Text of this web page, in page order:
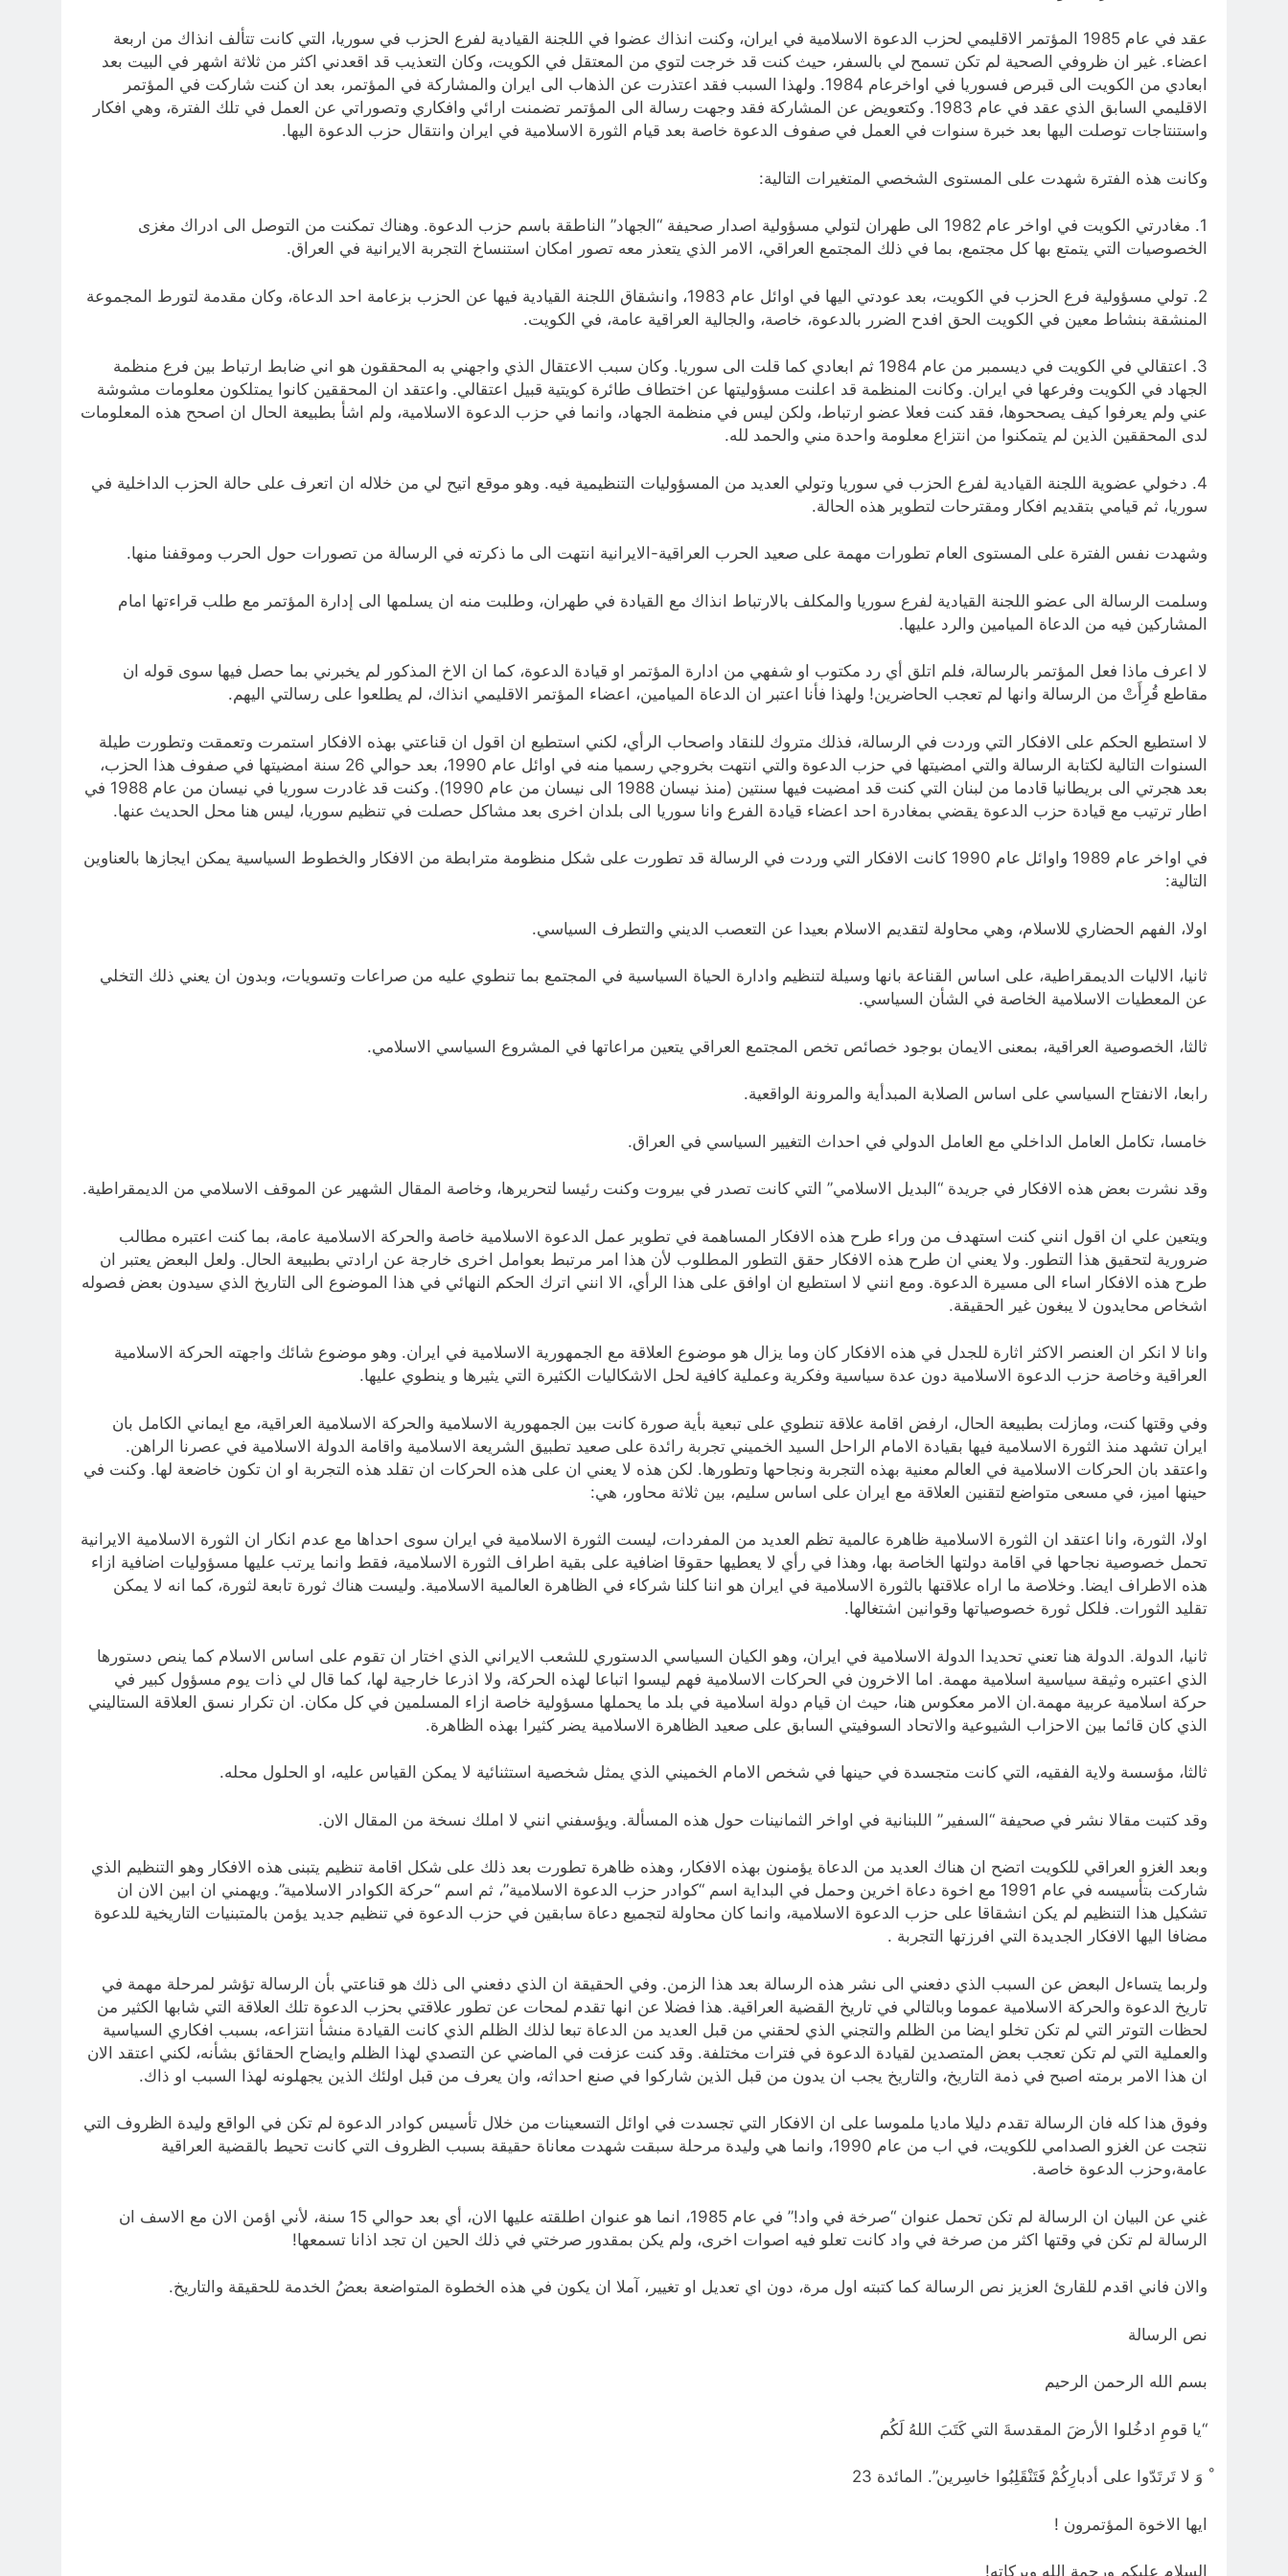
عقد في عام 1985 المؤتمر الاقليمي لحزب الدعوة الاسلامية في ايران، وكنت انذاك عضوا في اللجنة القيادية لفرع الحزب في سوريا، التي كانت تتألف انذاك من اربعة
اعضاء. غير ان ظروفي الصحية لم تكن تسمح لي بالسفر، حيث كنت قد خرجت لتوي من المعتقل في الكويت، وكان التعذيب قد اقعدني اكثر من ثلاثة اشهر في البيت بعد
ابعادي من الكويت الى قبرص فسوريا في اواخرعام 1984. ولهذا السبب فقد اعتذرت
عن الذهاب الى ايران والمشاركة في المؤتمر، بعد ان كنت شاركت في المؤتمر
الاقليمي السابق الذي عقد في عام 1983. وكتعويض عن المشاركة فقد وجهت رسالة الى المؤتمر تضمنت ارائي وافكاري وتصوراتي عن العمل في تلك الفترة، وهي افكار
واستنتاجات توصلت اليها بعد خبرة سنوات في العمل في صفوف الدعوة خاصة بعد قيام الثورة الاسلامية في ايران وانتقال حزب الدعوة اليها.
وكانت هذه الفترة شهدت على المستوى الشخصي المتغيرات التالية:
1. مغادرتي الكويت في اواخر عام 1982 الى طهران لتولي مسؤولية اصدار صحيفة “الجهاد” الناطقة باسم حزب الدعوة. وهناك تمكنت من التوصل الى ادراك مغزى
الخصوصيات التي يتمتع بها كل مجتمع، بما في ذلك المجتمع العراقي، الامر الذي يتعذر معه تصور امكان استنساخ التجربة الايرانية في العراق.
2. تولي مسؤولية فرع الحزب في الكويت، بعد عودتي اليها في اوائل عام 1983، وانشقاق اللجنة القيادية فيها عن الحزب بزعامة احد الدعاة، وكان مقدمة لتورط المجموعة
المنشقة بنشاط معين في الكويت الحق افدح الضرر بالدعوة، خاصة، والجالية العراقية عامة، في الكويت.
3. اعتقالي في الكويت في ديسمبر من عام 1984 ثم ابعادي كما قلت الى سوريا. وكان سبب الاعتقال الذي واجهني به المحققون هو اني ضابط ارتباط بين فرع منظمة
الجهاد في الكويت وفرعها في ايران. وكانت المنظمة قد اعلنت مسؤوليتها عن اختطاف طائرة كويتية قبيل اعتقالي. واعتقد ان المحققين كانوا يمتلكون معلومات مشوشة
عني ولم يعرفوا كيف يصححوها، فقد كنت فعلا عضو ارتباط، ولكن ليس في منظمة الجهاد، وانما في حزب الدعوة الاسلامية، ولم اشأ بطبيعة الحال ان اصحح هذه المعلومات
لدى المحققين الذين لم يتمكنوا من انتزاع معلومة واحدة مني والحمد لله.
4. دخولي عضوية اللجنة القيادية لفرع الحزب في سوريا وتولي العديد من المسؤوليات التنظيمية فيه. وهو موقع اتيح لي من خلاله ان اتعرف على حالة الحزب الداخلية في
سوريا، ثم قيامي بتقديم افكار ومقترحات لتطوير هذه الحالة.
وشهدت نفس الفترة على المستوى العام تطورات مهمة على صعيد الحرب العراقية-الايرانية انتهت الى ما ذكرته في الرسالة من تصورات حول الحرب وموقفنا منها.
وسلمت الرسالة الى عضو اللجنة القيادية لفرع سوريا والمكلف بالارتباط انذاك مع القيادة في طهران، وطلبت منه ان يسلمها الى إدارة المؤتمر مع طلب قراءتها امام
المشاركين فيه من الدعاة الميامين والرد عليها.
لا اعرف ماذا فعل المؤتمر بالرسالة، فلم اتلق أي رد مكتوب او شفهي من ادارة المؤتمر او قيادة الدعوة، كما ان الاخ المذكور لم يخبرني بما حصل فيها سوى قوله ان
مقاطع قُرِأَتْ من الرسالة وانها لم تعجب الحاضرين! ولهذا فأنا اعتبر ان الدعاة الميامين، اعضاء المؤتمر الاقليمي انذاك، لم يطلعوا على رسالتي اليهم.
لا استطيع الحكم على الافكار التي وردت في الرسالة، فذلك متروك للنقاد واصحاب الرأي، لكني استطيع ان اقول ان قناعتي بهذه الافكار استمرت وتعمقت وتطورت طيلة
السنوات التالية لكتابة الرسالة والتي امضيتها في حزب الدعوة والتي انتهت بخروجي رسميا منه في اوائل عام 1990، بعد حوالي 26 سنة امضيتها في صفوف هذا الحزب،
بعد هجرتي الى بريطانيا قادما من لبنان التي كنت قد امضيت فيها سنتين (منذ نيسان 1988 الى نيسان من عام 1990). وكنت قد غادرت سوريا في نيسان من عام 1988 في
اطار ترتيب مع قيادة حزب الدعوة يقضي بمغادرة احد اعضاء قيادة الفرع وانا سوريا الى بلدان اخرى بعد مشاكل حصلت في تنظيم سوريا، ليس هنا محل الحديث عنها.
في اواخر عام 1989 واوائل عام 1990 كانت الافكار التي وردت في الرسالة قد تطورت على شكل منظومة مترابطة من الافكار والخطوط السياسية يمكن ايجازها بالعناوين
التالية:
اولا، الفهم الحضاري للاسلام، وهي محاولة لتقديم الاسلام بعيدا عن التعصب الديني والتطرف السياسي.
ثانيا، الاليات الديمقراطية، على اساس القناعة بانها وسيلة لتنظيم وادارة الحياة السياسية في المجتمع بما تنطوي عليه من صراعات وتسويات، وبدون ان يعني ذلك التخلي
عن المعطيات الاسلامية الخاصة في الشأن السياسي.
ثالثا، الخصوصية العراقية، بمعنى الايمان بوجود خصائص تخص المجتمع العراقي يتعين مراعاتها في المشروع السياسي الاسلامي.
رابعا، الانفتاح السياسي على اساس الصلابة المبدأية والمرونة الواقعية.
خامسا، تكامل العامل الداخلي مع العامل الدولي في احداث التغيير السياسي في العراق.
وقد نشرت بعض هذه الافكار في جريدة “البديل الاسلامي” التي كانت تصدر في بيروت وكنت رئيسا لتحريرها، وخاصة المقال الشهير عن الموقف الاسلامي من الديمقراطية.
ويتعين علي ان اقول انني كنت استهدف من وراء طرح هذه الافكار المساهمة في تطوير عمل الدعوة الاسلامية خاصة والحركة الاسلامية عامة، بما كنت اعتبره مطالب
ضرورية لتحقيق هذا التطور. ولا يعني ان طرح هذه الافكار حقق التطور المطلوب لأن هذا امر مرتبط بعوامل اخرى خارجة عن ارادتي بطبيعة الحال. ولعل البعض يعتبر ان
طرح هذه الافكار اساء الى مسيرة الدعوة. ومع انني لا استطيع ان اوافق على هذا الرأي، الا انني اترك الحكم النهائي في هذا الموضوع الى التاريخ الذي سيدون بعض فصوله
اشخاص محايدون لا يبغون غير الحقيقة.
وانا لا انكر ان العنصر الاكثر اثارة للجدل في هذه الافكار كان وما يزال هو موضوع العلاقة مع الجمهورية الاسلامية في ايران. وهو موضوع شائك واجهته الحركة الاسلامية
العراقية وخاصة حزب الدعوة الاسلامية دون عدة سياسية وفكرية وعملية كافية لحل الاشكاليات الكثيرة التي يثيرها و ينطوي عليها.
وفي وقتها كنت، ومازلت بطبيعة الحال، ارفض اقامة علاقة تنطوي على تبعية بأية صورة كانت بين الجمهورية الاسلامية والحركة الاسلامية العراقية، مع ايماني الكامل بان
ايران تشهد منذ الثورة الاسلامية فيها بقيادة الامام الراحل السيد الخميني تجربة رائدة على صعيد تطبيق الشريعة الاسلامية واقامة الدولة الاسلامية في عصرنا الراهن.
واعتقد بان الحركات الاسلامية في العالم معنية بهذه التجربة ونجاحها وتطورها. لكن هذه لا يعني ان على هذه الحركات ان تقلد هذه التجربة او ان تكون خاضعة لها. وكنت في
حينها اميز، في مسعى متواضع لتقنين العلاقة مع ايران على اساس سليم، بين ثلاثة محاور، هي:
اولا، الثورة، وانا اعتقد ان الثورة الاسلامية ظاهرة عالمية تظم العديد من المفردات، ليست الثورة الاسلامية في ايران سوى احداها مع عدم انكار ان الثورة الاسلامية الايرانية
تحمل خصوصية نجاحها في اقامة دولتها الخاصة بها، وهذا في رأي لا يعطيها حقوقا اضافية على بقية اطراف الثورة الاسلامية، فقط وانما يرتب عليها مسؤوليات اضافية ازاء
هذه الاطراف ايضا. وخلاصة ما اراه علاقتها بالثورة الاسلامية في ايران هو اننا كلنا شركاء في الظاهرة العالمية الاسلامية. وليست هناك ثورة تابعة لثورة، كما انه لا يمكن
تقليد الثورات. فلكل ثورة خصوصياتها وقوانين اشتغالها.
ثانيا، الدولة. الدولة هنا تعني تحديدا الدولة الاسلامية في ايران، وهو الكيان السياسي الدستوري للشعب الايراني الذي اختار ان تقوم على اساس الاسلام كما ينص دستورها
الذي اعتبره وثيقة سياسية اسلامية مهمة. اما الاخرون في الحركات الاسلامية فهم ليسوا اتباعا لهذه الحركة، ولا اذرعا خارجية لها، كما قال لي ذات يوم مسؤول كبير في
حركة اسلامية عربية مهمة.ان الامر معكوس هنا، حيث ان قيام دولة اسلامية في بلد ما يحملها مسؤولية خاصة ازاء المسلمين في كل مكان. ان تكرار نسق العلاقة الستاليني
الذي كان قائما بين الاحزاب الشيوعية والاتحاد السوفيتي السابق على صعيد الظاهرة الاسلامية يضر كثيرا بهذه الظاهرة.
ثالثا، مؤسسة ولاية الفقيه، التي كانت متجسدة في حينها في شخص الامام الخميني الذي يمثل شخصية استثنائية لا يمكن القياس عليه، او الحلول محله.
وقد كتبت مقالا نشر في صحيفة “السفير” اللبنانية في اواخر الثمانينات حول هذه المسألة. ويؤسفني انني لا املك نسخة من المقال الان.
وبعد الغزو العراقي للكويت اتضح ان هناك العديد من الدعاة يؤمنون بهذه الافكار، وهذه ظاهرة تطورت بعد ذلك على شكل اقامة تنظيم يتبنى هذه الافكار وهو التنظيم الذي
شاركت بتأسيسه في عام 1991 مع اخوة دعاة اخرين وحمل في البداية اسم “كوادر حزب الدعوة الاسلامية”، ثم اسم “حركة الكوادر الاسلامية”. ويهمني ان ابين الان ان
تشكيل هذا التنظيم لم يكن انشقاقا على حزب الدعوة الاسلامية، وانما كان محاولة لتجميع دعاة سابقين في حزب الدعوة في تنظيم جديد يؤمن بالمتبنيات التاريخية للدعوة
مضافا اليها الافكار الجديدة التي افرزتها التجربة .
ولربما يتساءل البعض عن السبب الذي دفعني الى نشر هذه الرسالة بعد هذا الزمن. وفي الحقيقة ان الذي دفعني الى ذلك هو قناعتي بأن الرسالة تؤشر لمرحلة مهمة في
تاريخ الدعوة والحركة الاسلامية عموما وبالتالي في تاريخ القضية العراقية. هذا فضلا عن انها تقدم لمحات عن تطور علاقتي بحزب الدعوة تلك العلاقة التي شابها الكثير من
لحظات التوتر التي لم تكن تخلو ايضا من الظلم والتجني الذي لحقني من قبل العديد من الدعاة تبعا لذلك الظلم الذي كانت القيادة منشأ انتزاعه، بسبب افكاري السياسية
والعملية التي لم تكن تعجب بعض المتصدين لقيادة الدعوة في فترات مختلفة. وقد كنت عزفت في الماضي عن التصدي لهذا الظلم وايضاح الحقائق بشأنه، لكني اعتقد الان
ان هذا الامر برمته اصبح في ذمة التاريخ، والتاريخ يجب ان يدون من قبل الذين شاركوا في صنع احداثه، وان يعرف من قبل اولئك الذين يجهلونه لهذا السبب او ذاك.
وفوق هذا كله فان الرسالة تقدم دليلا ماديا ملموسا على ان الافكار التي تجسدت في اوائل التسعينات من خلال تأسيس كوادر الدعوة لم تكن في الواقع وليدة الظروف التي
نتجت عن الغزو الصدامي للكويت، في اب من عام 1990، وانما هي وليدة مرحلة سبقت شهدت معاناة حقيقة بسبب الظروف التي كانت تحيط بالقضية العراقية
عامة،وحزب الدعوة خاصة.
غني عن البيان ان الرسالة لم تكن تحمل عنوان “صرخة في واد!” في عام 1985، انما هو عنوان اطلقته عليها الان، أي بعد حوالي 15 سنة، لأني اؤمن الان مع الاسف ان
الرسالة لم تكن في وقتها اكثر من صرخة في واد كانت تعلو فيه اصوات اخرى، ولم يكن بمقدور صرختي في ذلك الحين ان تجد اذانا تسمعها!
والان فاني اقدم للقارئ العزيز نص الرسالة كما كتبته اول مرة، دون اي تعديل او تغيير، آملا ان يكون في هذه الخطوة المتواضعة بعضُ الخدمة للحقيقة والتاريخ.
نص الرسالة
بسم الله الرحمن الرحيم
“يا قومِ ادخُلوا الأرضَ المقدسةَ التي كَتَبَ اللهُ لَكُم
ْ وَ لا تَرتَدّوا على أدبارِكُمْ فَتَنْقَلِبُوا خاسِرين”. المائدة 23
ايها الاخوة المؤتمرون !
السلام عليكم ورحمة الله وبركاته!